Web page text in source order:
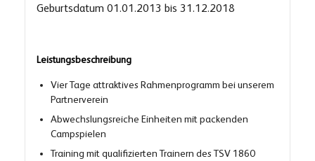
Geburtsdatum 01.01.2013 bis 31.12.2018
Leistungsbeschreibung
Vier Tage attraktives Rahmenprogramm bei unserem
Partnerverein
Abwechslungsreiche Einheiten mit packenden
Campspielen
Training mit qualifizierten Trainern des TSV 1860